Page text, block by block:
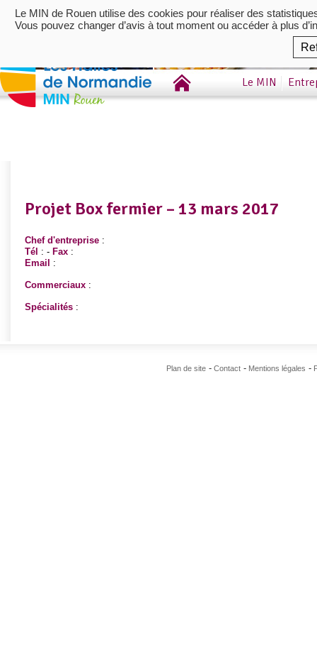
Le MIN
Projet Box fermier – 13 mars 2017
Chef d'entreprise :
Tél : - Fax :
Email
:
Commerciaux :
Spécialités :
Plan de site Contact Mentions légales
Le MIN de Rouen utilise des cookies pour réaliser des
Vous pouvez changer d’avis à tout moment ou accéder à plus